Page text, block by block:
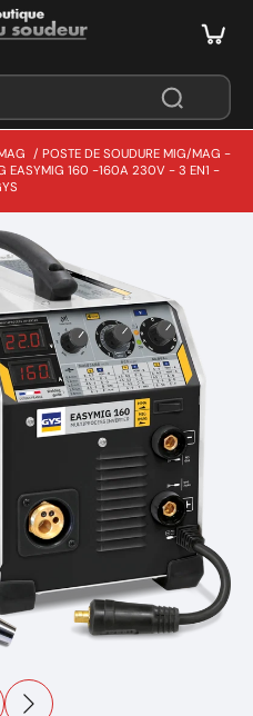
/ POSTE DE SOUDURE MIG/MAG -
EASYMIG 160 -160A 230V - 3 EN1 -